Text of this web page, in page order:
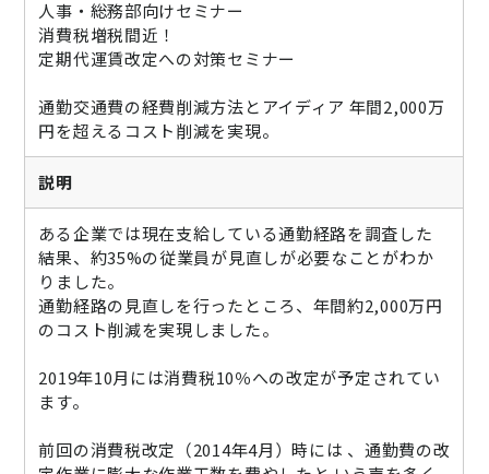
お役立ちコラム
お役立ち資料
ニュース
通勤費システム適合診断
導入効果シミュレーション
お問い合わせ 料金・概要資料をDL
人事・総務部向けセミナー
消費税増税間近！
定期代運賃改定への対策セミナー
通勤交通費の経費削減方法とアイディア 年間2,000万
円を超えるコスト削減を実現。
説明
ある企業では現在支給している通勤経路を調査した
結果、約35%の従業員が見直しが必要なことがわか
りました。
通勤経路の見直しを行ったところ、年間約2,000万円
のコスト削減を実現しました。
2019年10月には消費税10％への改定が予定されてい
ます。
前回の消費税改定（2014年4月）時には 、通勤費の改